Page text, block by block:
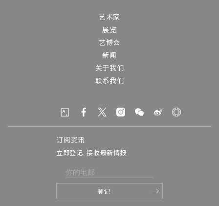
艺术家
展览
艺博会
新闻
关于我们
联系我们
订阅资讯
立即登记, 接收最新情报